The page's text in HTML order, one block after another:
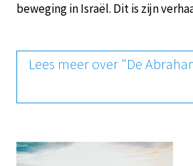
beweging in Israël. Dit is zijn
Lees meer over "De